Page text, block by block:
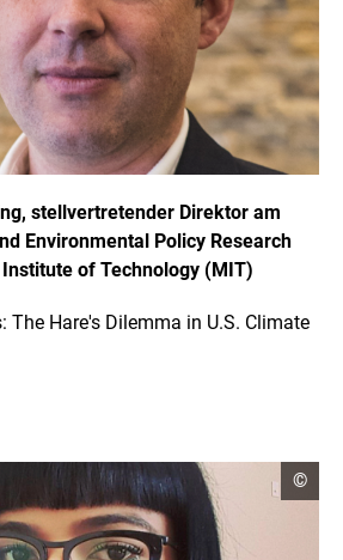
i
g
h
t
I
n
f
i
n
stellvertretender Direktor am
Environmental Policy Research
of Technology (MIT)
The Hare's Dilemma in U.S. Climate
C
o
©